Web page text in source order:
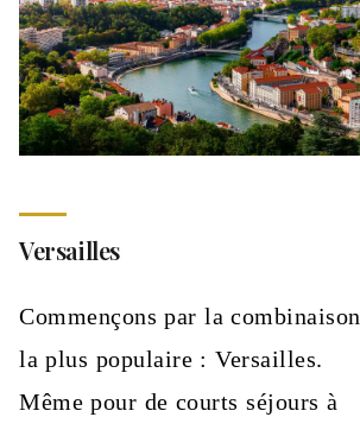
Versailles
Commençons par la combinaison
la plus populaire : Versailles.
Même pour de courts séjours à